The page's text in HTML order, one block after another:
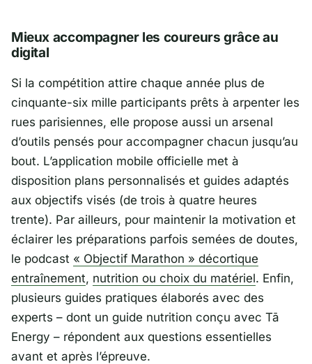
Mieux accompagner les coureurs grâce au
digital
Si la compétition attire chaque année plus de
cinquante-six mille participants prêts à arpenter les
rues parisiennes, elle propose aussi un arsenal
d’outils pensés pour accompagner chacun jusqu’au
bout. L’application mobile officielle met à
disposition plans personnalisés et guides adaptés
aux objectifs visés (de trois à quatre heures
trente). Par ailleurs, pour maintenir la motivation et
éclairer les préparations parfois semées de doutes,
le podcast « Objectif Marathon » décortique
entraînement, nutrition ou choix du matériel. Enfin,
plusieurs guides pratiques élaborés avec des
experts – dont un guide nutrition conçu avec Tā
Energy – répondent aux questions essentielles
avant et après l’épreuve.